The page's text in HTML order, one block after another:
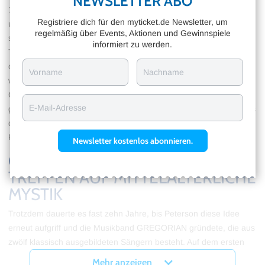
1989 das Kloster San Lorenzo de El Escorial in Spanien besuchte
und dabei zeitgenössische Songs auf seinem Walkman hörte. Er
setzte seinen Einfall zunächst auf dem Album „MCMXC a.D.“ (der
Titel stellt das Erscheinungsjahr 1990 in römischen Ziffern dar)
des Projekts „Enigma“ um, das weltweit ein Überraschungserfolg
wurde: Es hielt sich insgesamt in 41 Ländern auf Platz 1 der
Charts, wurde mehrfach mit Platin und Gold ausgezeichnet und
gilt mit weltweit über 20 Millionen verkauften Exemplaren als eines
der erfolgreichsten deutschen Alben. Das Genre des Gregorianik-
Pop war geboren.
GREGORIAN – MODERNE SONGS
TREFFEN AUF MITTELALTERLICHE
MYSTIK
Trotzdem dauerte es fast zehn Jahre, bis Peterson diese Idee
erneut aufgriff und die Musikband GREGORIAN gründete, die aus
zwölf klassisch ausgebildeten Sängern besteht. Auf dem ersten
Mehr anzeigen
Registriere dich für den myticket.de Newsletter, um
regelmäßig über Events, Aktionen und Gewinnspiele
informiert zu werden.
Vorname Nachname
E-Mail-Adresse
Newsletter kostenlos abonnieren.